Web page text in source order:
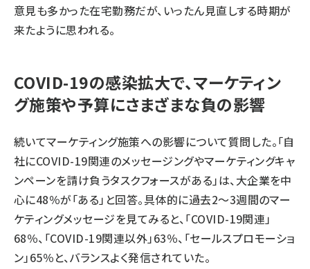
意見も多かった在宅勤務だが、いったん見直しする時期が
来たように思われる。
COVID-19の感染拡大で、マーケティン
グ施策や予算にさまざまな負の影響
続いてマーケティング施策への影響について質問した。「自
社にCOVID-19関連のメッセージングやマーケティングキャ
ンペーンを請け負うタスクフォースがある」は、大企業を中
心に48％が「ある」と回答。具体的に過去2～3週間のマー
ケティングメッセージを見てみると、「COVID-19関連」
68％、「COVID-19関連以外」63％、「セールスプロモーショ
ン」65％と、バランスよく発信されていた。